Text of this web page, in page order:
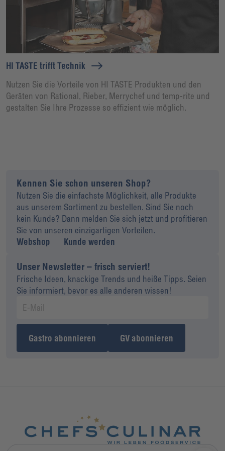
HI TASTE trifft Technik
Nutzen Sie die Vorteile von HI TASTE Produkten und den
Geräten von Rational, Rieber, Merrychef und temp-rite und
gestalten Sie Ihre Prozesse so effizient wie möglich.
Kennen Sie schon unseren Shop?
Nutzen Sie die einfachste Möglichkeit, alle Produkte
aus unserem Sortiment zu bestellen. Sind Sie noch
kein Kunde? Dann melden Sie sich jetzt und profitieren
Sie von unseren einzigartigen Vorteilen.
Webshop
Kunde werden
Unser Newsletter – frisch serviert!
Frische Ideen, knackige Trends und heiße Tipps. Seien
Sie informiert, bevor es alle anderen wissen!
Gastro abonnieren GV abonnieren